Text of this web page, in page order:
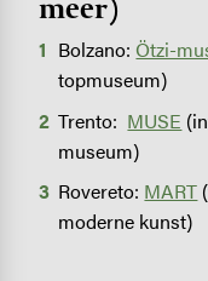
meer)
Bolzano: Ötzi-
topmuseum)
Trento: MUSE
museum)
Rovereto: MART
moderne kunst)